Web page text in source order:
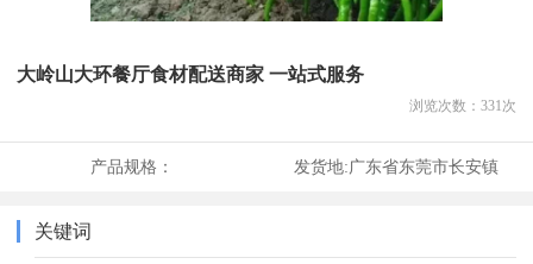
大岭山大环餐厅食材配送商家 一站式服务
浏览次数： 331 次
产品规格： 发货地:广东省东莞市长安镇
关键词